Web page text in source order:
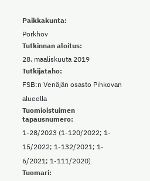
Paikkakunta:
Porkhov
Tutkinnan aloitus:
28. maaliskuuta 2019
Tutkijataho:
FSB:n Venäjän osasto Pihkovan
alueella
Tuomioistuimen
tapausnumero:
1-28/2023 (1-120/2022; 1-
15/2022; 1-132/2021; 1-
6/2021; 1-111/2020)
Tuomari: